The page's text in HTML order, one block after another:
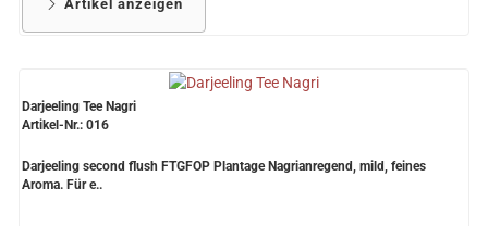
Artikel anzeigen
Darjeeling Tee Nagri
Artikel-Nr.: 016
Darjeeling second flush FTGFOP Plantage Nagrianregend, mild, feines
Aroma. Für e..